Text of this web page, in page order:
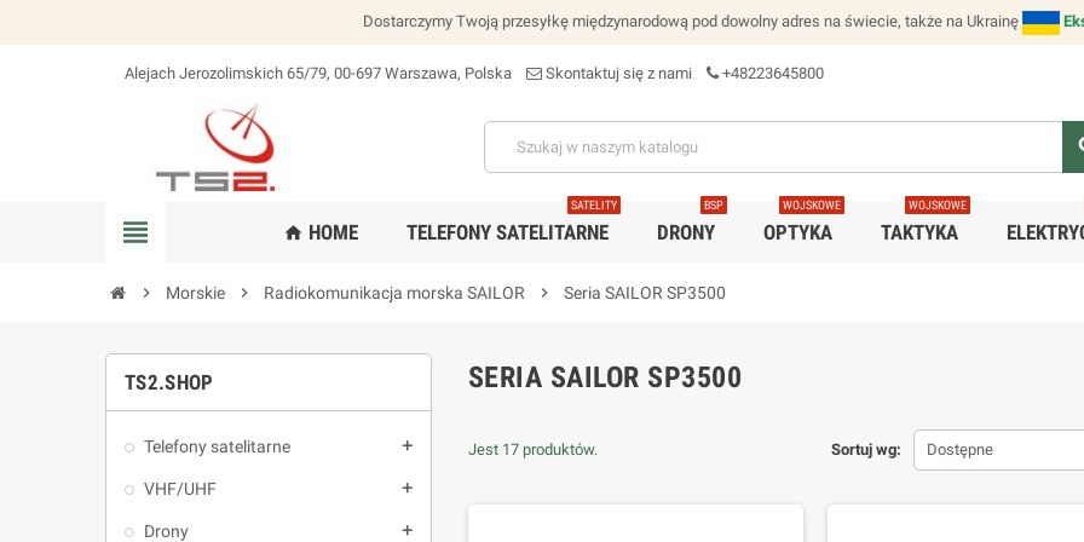
Dostarczymy Twoją przesyłkę międzynarodową pod dowolny adres na świecie, także na Ukrainę
lokalizacja_na
Alejach Jerozolimskich 65/79, 00-697 Warszawa, Polska Skontaktuj się z nami +48223645800
view_headline home HOME TELEFONY SATELITARNE
SATELITY
DRONY
BSP
OPTYKA
WOJSKOWE
TAKTYKA
WOJSKOWE
chevron_right Morskie chevron_right Radiokomunikacja morska SAILOR chevron_right Seria SAILOR SP3500
TS2.SHOP
Telefony satelitarne add
VHF/UHF add
Drony add
SERIA SAILOR SP3500
Sortuj wg: Dostępne
Jest 17 produktów.